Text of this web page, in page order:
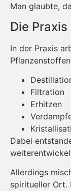
Man glaubte,
Die
In der Praxis
Filtration
Erhitzen
Dabei
Allerdings
spiritueller Ort.